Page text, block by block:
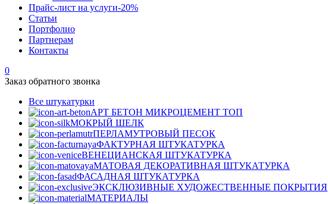
Прайс-лист на услуги-20%
Статьи
Портфолио
Партнерам
Контакты
0
Заказ обратного звонка
Все штукатурки
АРТ БЕТОН МИКРОЦЕМЕНТ ТОП
МОКРЫЙ ШЕЛК
ПЕРЛАМУТРОВЫЙ ПЕСОК
ФАКТУРНАЯ ШТУКАТУРКА
ВЕНЕЦИАНСКАЯ ШТУКАТУРКА
МАТОВАЯ ДЕКОРАТИВНАЯ ШТУКАТУРКА
ФАСАДНАЯ ШТУКАТУРКА
ЭКСКЛЮЗИВНЫЕ ХУДОЖЕСТВЕННЫЕ ПОКРЫТИЯ
МАТЕРИАЛЫ